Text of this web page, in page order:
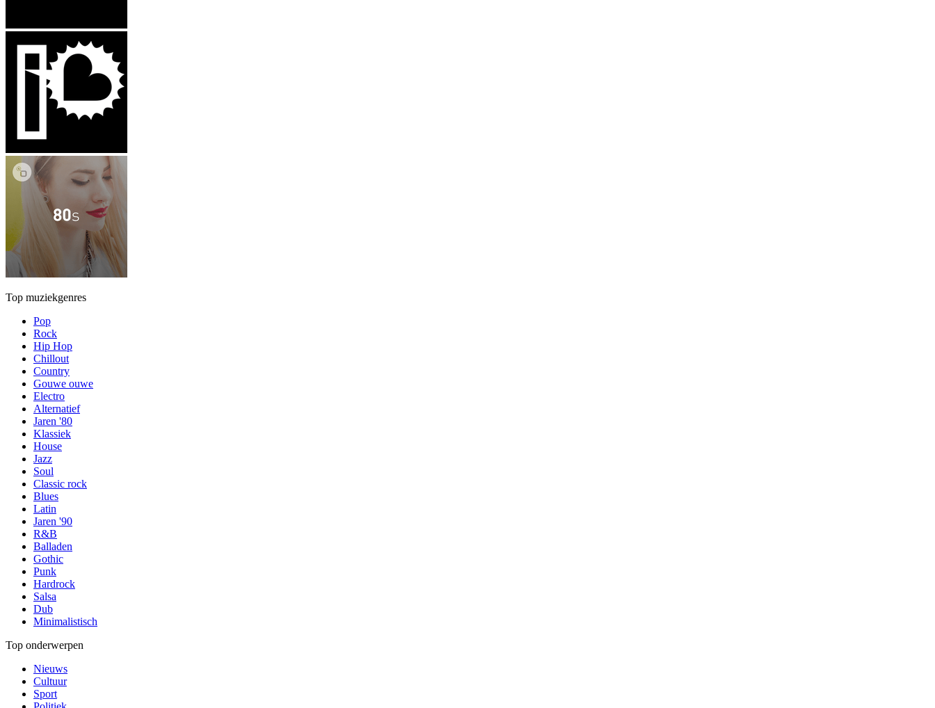
Top muziekgenres
Pop
Rock
Hip Hop
Chillout
Country
Gouwe ouwe
Electro
Alternatief
Jaren '80
Klassiek
House
Jazz
Soul
Classic rock
Blues
Latin
Jaren '90
R&B
Balladen
Gothic
Punk
Hardrock
Salsa
Dub
Minimalistisch
Top onderwerpen
Nieuws
Cultuur
Sport